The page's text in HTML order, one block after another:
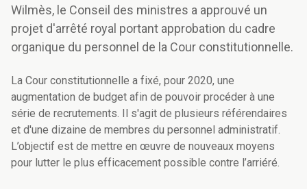
Wilmès, le Conseil des ministres a approuvé un
projet d'arrêté royal portant approbation du cadre
organique du personnel de la Cour constitutionnelle.
La Cour constitutionnelle a fixé, pour 2020, une
augmentation de budget afin de pouvoir procéder à une
série de recrutements. Il s'agit de plusieurs référendaires
et d'une dizaine de membres du personnel administratif.
L’objectif est de mettre en œuvre de nouveaux moyens
pour lutter le plus efficacement possible contre l’arriéré.